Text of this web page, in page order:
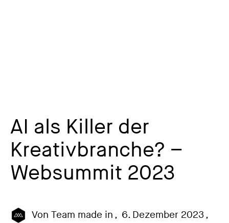
AI als Killer der
Kreativbranche? –
Websummit 2023
Von Team made in , 6. Dezember 2023 ,